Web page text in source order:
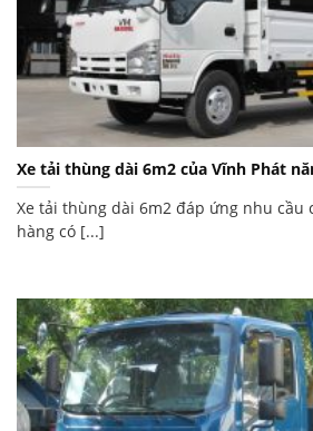
Xe tải thùng dài 6m2 của Vĩnh Phát
Xe tải thùng dài 6m2 đáp ứng nhu cầu
hàng có [...]